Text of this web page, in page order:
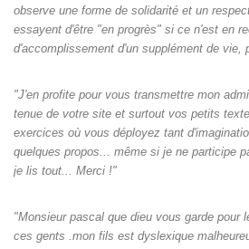
observe une forme de solidarité et un
essayent d'être "en progrès" si ce n'est en
d'accomplissement d'un supplément de vie,
"J'en profite pour vous transmettre mon
tenue de votre site et surtout vos petits
exercices où vous déployez tant
quelques propos... même si je ne participe
je lis tout... Merci !"
"Monsieur pascal que dieu vous garde pour
ces gents .mon fils est dyslexique